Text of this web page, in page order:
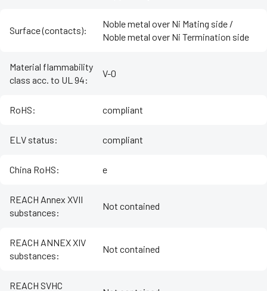
Surface (contacts):
Noble metal over Ni Mating side /
Noble metal over Ni Termination side
Material flammability
class acc. to UL 94:
V-0
RoHS: compliant
ELV status: compliant
China RoHS: e
REACH Annex XVII
substances:
Not contained
REACH ANNEX XIV
substances:
Not contained
REACH SVHC